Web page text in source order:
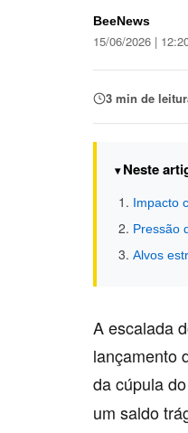
BeeNews
15/06/2026 |
3 min de
Neste
Impacto
Pressão
Alvos
A escalada
lançamento
da cúpula do
um saldo